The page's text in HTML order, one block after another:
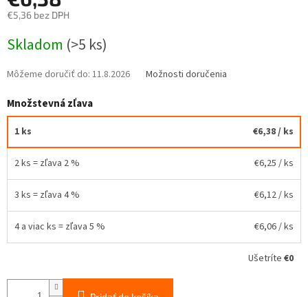
€5,36 bez DPH
cena:
Skladom (>5 ks)
Môžeme doručiť do: 11.8.2026 Možnosti doručenia
Množstevná zľava
1 ks €6,38/ ks
2 ks = zľava 2 % €6,25 / ks
3 ks = zľava 4 % €6,12/ ks
4 a viac ks = zľava 5 % €6,06/ ks
Ušetríte €0